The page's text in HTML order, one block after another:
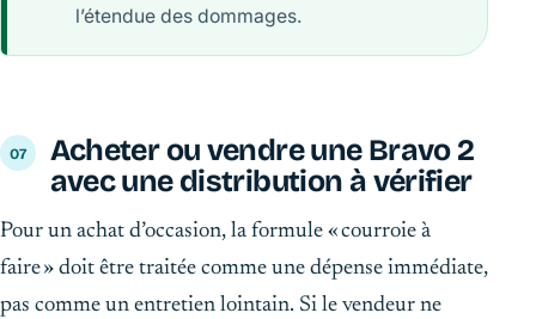
l’étendue des dommages.
Acheter ou vendre une Bravo 2
avec une distribution à vérifier
Pour un achat d’occasion, la formule « courroie à
faire » doit être traitée comme une dépense immédiate,
pas comme un entretien lointain. Si le vendeur ne